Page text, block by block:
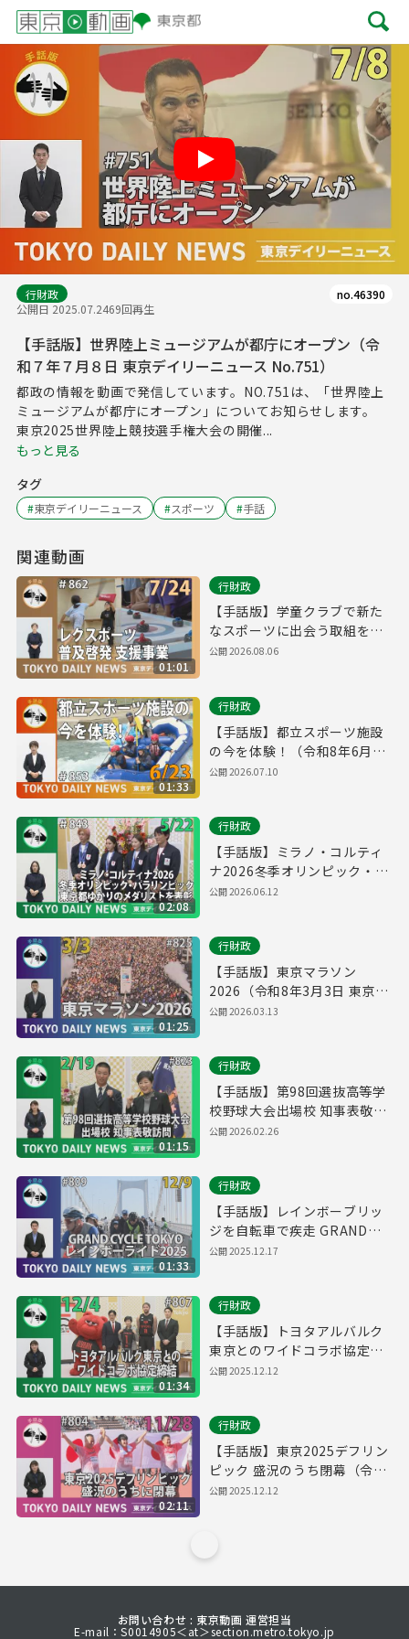
Play
行財政
公開日 2025.07.2469回再生
no.46390
【手話版】世界陸上ミュージアムが都庁にオープン（令
和７年７月８日 東京デイリーニュース No.751）
都政の情報を動画で発信しています。NO.751は、「世界陸上
ミュージアムが都庁にオープン」についてお知らせします。
東京2025世界陸上競技選手権大会の開催...
もっと見る
タグ
#東京デイリーニュース #スポーツ #手話
関連動画
01:01
行財政
【手話版】学童クラブで新た
なスポーツに出会う取組を開
始！（令和8年7月24日 東京デ
公開2026.08.06
01:33
行財政
【手話版】都立スポーツ施設
の今を体験！（令和8年6月23
日 東京デイリーニュース
公開2026.07.10
02:08
行財政
【手話版】ミラノ・コルティ
ナ2026冬季オリンピック・パ
ラリンピック 東京都ゆかりの
No.843）
公開2026.06.12
01:25
行財政
【手話版】東京マラソン
2026（令和8年3月3日 東京デ
イリーニュース No.825）
公開2026.03.13
01:15
行財政
【手話版】第98回選抜高等学
校野球大会出場校 知事表敬訪
問 （令和8年2月19日 東京デ
公開2026.02.26
01:33
行財政
【手話版】レインボーブリッ
ジを自転車で疾走 GRAND
CYCLE TOKYO レインボーラ
No.809）
公開2025.12.17
01:34
行財政
【手話版】トヨタアルバルク
東京とのワイドコラボ協定締
結（令和7年12月4日 東京デイ
公開2025.12.12
02:11
行財政
【手話版】東京2025デフリン
ピック 盛況のうち閉幕（令和
７年11月28日 東京デイリーニ
公開2025.12.12
お問い合わせ : 東京動画 運営担当
E-mail：S0014905＜at＞section.metro.tokyo.jp